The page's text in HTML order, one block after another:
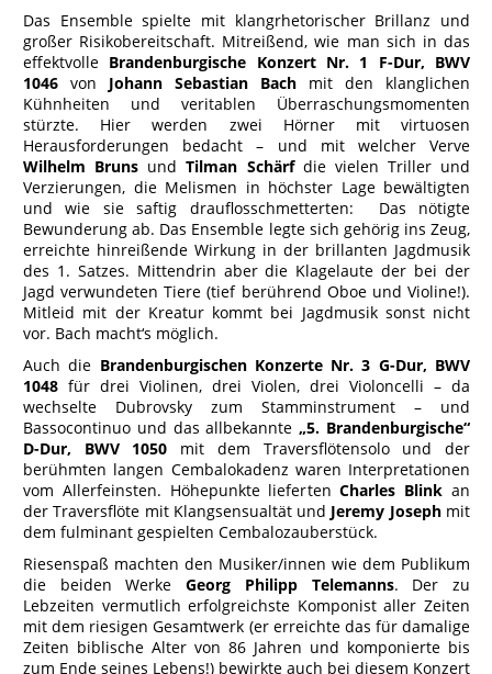
Das Ensemble spielte mit klangrhetorischer Brillanz und
großer Risikobereitschaft. Mitreißend, wie man sich in das
effektvolle Brandenburgische Konzert Nr. 1 F-Dur, BWV
1046 von Johann Sebastian Bach mit den klanglichen
Kühnheiten und veritablen Überraschungsmomenten
stürzte. Hier werden zwei Hörner mit virtuosen
Herausforderungen bedacht – und mit welcher Verve
Wilhelm Bruns undTilman Schärfdie vielen Triller und
Verzierungen, die Melismen in höchster Lage bewältigten
und wie sie saftig drauflosschmetterten: Das nötigte
Bewunderung ab. Das Ensemble legte sich gehörig ins Zeug,
erreichte hinreißende Wirkung in der brillanten Jagdmusik
des 1. Satzes. Mittendrin aber die Klagelaute der bei der
Jagd verwundeten Tiere (tief berührend Oboe und Violine!).
Mitleid mit der Kreatur kommt bei Jagdmusik sonst nicht
vor. Bach macht‘s möglich.
Auch die Brandenburgischen Konzerte Nr. 3 G-Dur, BWV
1048 für drei Violinen, drei Violen, drei Violoncelli – da
wechselte Dubrovsky zum Stamminstrument – und
Bassocontinuo und das allbekannte„5. Brandenburgische“
D-Dur, BWV 1050 mit dem Traversflötensolo und der
berühmten langen Cembalokadenz waren Interpretationen
vom Allerfeinsten. Höhepunkte liefertenCharles Blinkan
der Traversflöte mit Klangsensualtät und Jeremy Joseph mit
dem fulminant gespielten Cembalozauberstück.
Riesenspaß machten den Musiker/innen wie dem Publikum
die beiden WerkeGeorg Philipp Telemanns. Der zu
Lebzeiten vermutlich erfolgreichste Komponist aller Zeiten
mit dem riesigen Gesamtwerk (er erreichte das für damalige
Zeiten biblische Alter von 86 Jahren und komponierte bis
zum Ende seines Lebens!) bewirkte auch bei diesem Konzert